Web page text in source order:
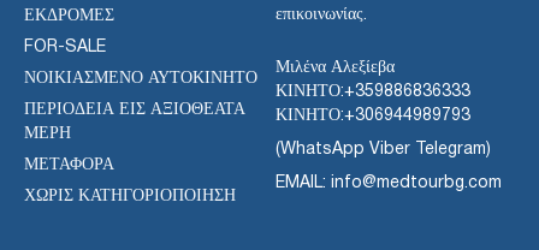
ΕΚΔΡΟΜΈΣ
FOR-SALE
ΝΟΙΚΙΑΣΜΈΝΟ ΑΥΤΟΚΊΝΗΤΟ
ΠΕΡΙΟΔΕΊΑ ΕΙΣ ΑΞΙΟΘΈΑΤΑ
ΜΈΡΗ
ΜΕΤΑΦΟΡΑ
ΧΩΡΊΣ ΚΑΤΗΓΟΡΙΟΠΟΊΗΣΗ
επικοινωνίας.
Μιλένα Αλεξίεβα
ΚΙΝΗΤΟ:+359886836333
ΚΙΝΗΤΟ:+306944989793
(WhatsApp Viber Telegram)
EMAIL: info@medtourbg.com